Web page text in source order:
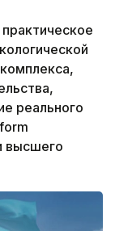
реального
высшего